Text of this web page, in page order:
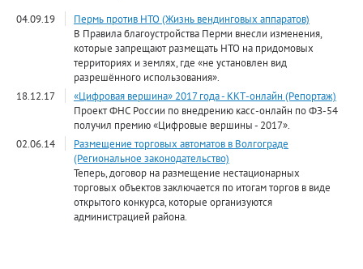
04.09.19
Пермь против НТО (Жизнь вендинговых аппаратов)
В Правила благоустройства Перми внесли изменения,
которые запрещают размещать НТО на придомовых
территориях и землях, где «не установлен вид
разрешённого использования».
18.12.17
«Цифровая вершина» 2017 года - ККТ-онлайн (Репортаж)
Проект ФНС России по внедрению касс-онлайн по ФЗ-54
получил премию «Цифровые вершины - 2017».
02.06.14
Размещение торговых автоматов в Волгограде
(Региональное законодательство)
Теперь, договор на размещение нестационарных
торговых объектов заключается по итогам торгов в виде
открытого конкурса, которые организуются
администрацией района.